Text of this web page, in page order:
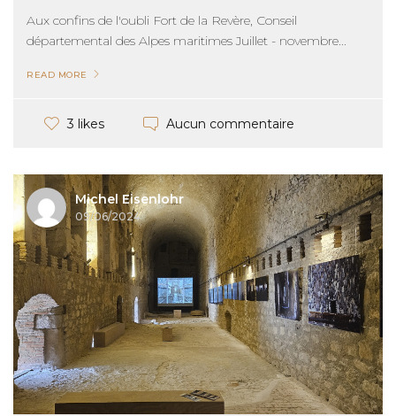
Aux confins de l'oubli Fort de la Revère, Conseil
départemental des Alpes maritimes Juillet - novembre...
READ MORE
3 likes Aucun commentaire
Michel Eisenlohr
09/06/2024